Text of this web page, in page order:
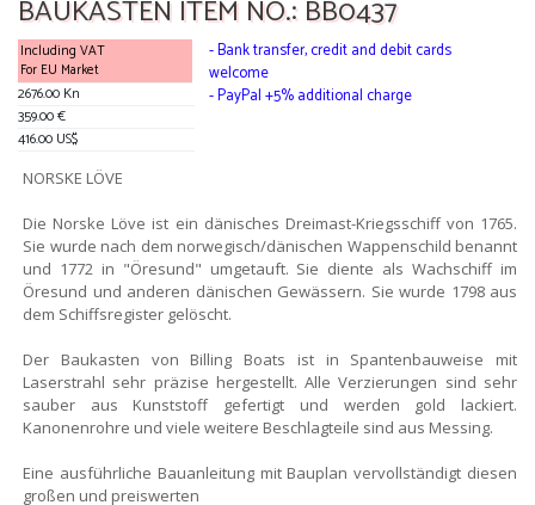
BAUKASTEN ITEM NO.: BB0437
Including VAT
For EU Market
2676.00 Kn
359.00 €
416.00 US$
- Bank transfer, credit and debit cards
welcome
- PayPal +5% additional charge
NORSKE LÖVE
Die Norske Löve ist ein dänisches Dreimast-Kriegsschiff von 1765.
Sie wurde nach dem norwegisch/dänischen Wappenschild benannt
und 1772 in "Öresund" umgetauft. Sie diente als Wachschiff im
Öresund und anderen dänischen Gewässern. Sie wurde 1798 aus
dem Schiffsregister gelöscht.
Der Baukasten von Billing Boats ist in Spantenbauweise mit
Laserstrahl sehr präzise hergestellt. Alle Verzierungen sind sehr
sauber aus Kunststoff gefertigt und werden gold lackiert.
Kanonenrohre und viele weitere Beschlagteile sind aus Messing.
Eine ausführliche Bauanleitung mit Bauplan vervollständigt diesen
großen und preiswerten